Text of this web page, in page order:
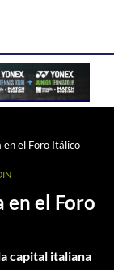
en el Foro Itálico
en el Foro
capital italiana